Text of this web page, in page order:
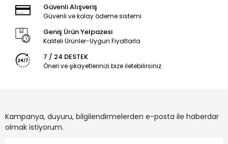
Güvenli Alışveriş
Güvenli ve kolay ödeme sistemi
Geniş Ürün Yelpazesi
Kaliteli Ürünler-Uygun Fiyatlarla
7 / 24 DESTEK
Öneri ve şikayetlerinizi bize iletebilirsiniz.
Kampanya, duyuru, bilgilendirmelerden e-posta ile haberdar
olmak istiyorum.